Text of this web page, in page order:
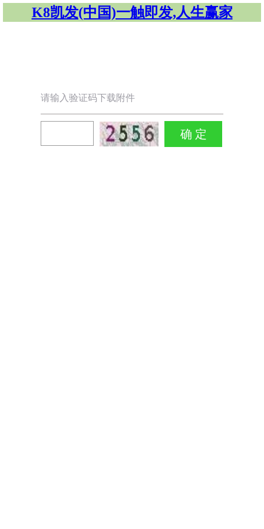
K8凯发(中国)一触即发,人生赢家
请输入验证码下载附件